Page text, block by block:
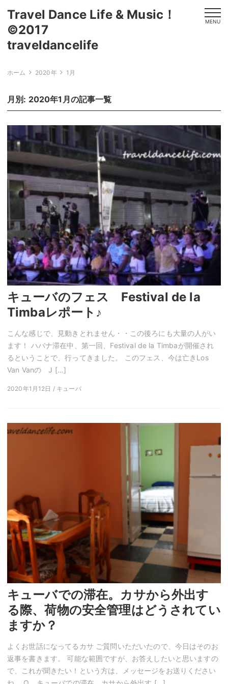
Travel Dance Life & Music！
©2017
MENU
ホーム 2020年 1月
月別: 2020年1月の記事一覧
キューバのフェス Festival de la
Timbaレポート♪
こんな感じで、見動きとれません・・この後ろにも大量の人がい
ます！ ハバナ滞在中、第一回、Festival de la Timbaが開催され
るということで、行ってきました。 このフェス、今は亡きLos
Van Vanの J […]
2020年1月12日 / キューバ
キューバでの滞在。カサから外出す
る際、荷物の安全管理はどうされてい
ますか？
よくお世話になってるカサ ご質問いただいたので、今日はそのお
返事を書きます。 可能な範囲ですが、お答えしたいと思いますの
で、これが聞きたい！という方は、メッセージをお送りください